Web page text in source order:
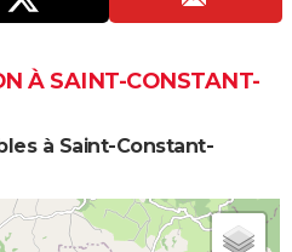
À SAINT-CONSTANT-
à Saint-Constant-